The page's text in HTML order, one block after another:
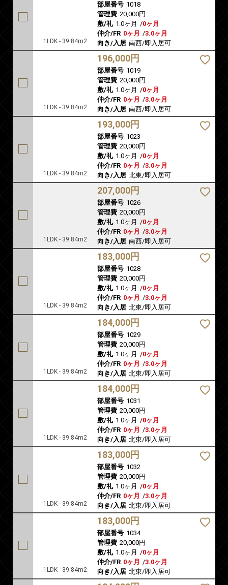
1LDK - 39.84m2
部屋番号 1018
管理費 20,000円
敷/礼 1.0ヶ月 /0ヶ月
仲介/FR 0ヶ月 /3.0ヶ月
向き/入居 南西/即入居可
1LDK - 39.84m2
196,000円
部屋番号 1019
管理費 20,000円
敷/礼 1.0ヶ月 /0ヶ月
仲介/FR 0ヶ月 /3.0ヶ月
向き/入居 南西/即入居可
1LDK - 39.84m2
193,000円
部屋番号 1023
管理費 20,000円
敷/礼 1.0ヶ月 /0ヶ月
仲介/FR 0ヶ月 /3.0ヶ月
向き/入居 北東/即入居可
1LDK - 39.84m2
207,000円
部屋番号 1026
管理費 20,000円
敷/礼 1.0ヶ月 /0ヶ月
仲介/FR 0ヶ月 /3.0ヶ月
向き/入居 南西/即入居可
1LDK - 39.84m2
183,000円
部屋番号 1028
管理費 20,000円
敷/礼 1.0ヶ月 /0ヶ月
仲介/FR 0ヶ月 /3.0ヶ月
向き/入居 北東/即入居可
1LDK - 39.84m2
184,000円
部屋番号 1029
管理費 20,000円
敷/礼 1.0ヶ月 /0ヶ月
仲介/FR 0ヶ月 /3.0ヶ月
向き/入居 北東/即入居可
1LDK - 39.84m2
184,000円
部屋番号 1031
管理費 20,000円
敷/礼 1.0ヶ月 /0ヶ月
仲介/FR 0ヶ月 /3.0ヶ月
向き/入居 北東/即入居可
1LDK - 39.84m2
183,000円
部屋番号 1032
管理費 20,000円
敷/礼 1.0ヶ月 /0ヶ月
仲介/FR 0ヶ月 /3.0ヶ月
向き/入居 北東/即入居可
1LDK - 39.84m2
183,000円
部屋番号 1034
管理費 20,000円
敷/礼 1.0ヶ月 /0ヶ月
仲介/FR 0ヶ月 /3.0ヶ月
向き/入居 北東/即入居可